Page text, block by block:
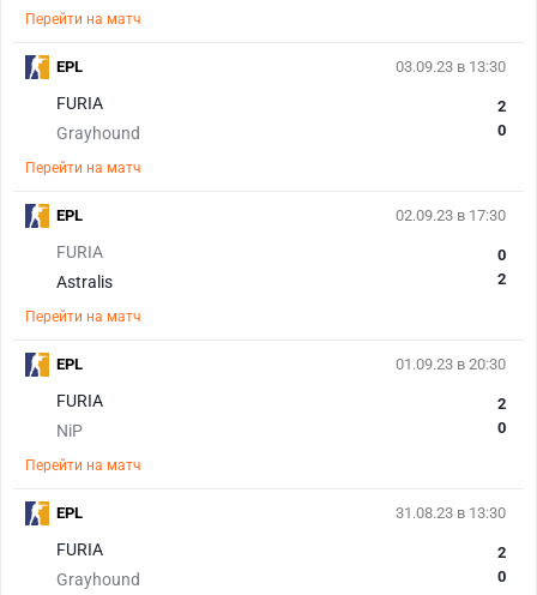
Перейти на матч
03.09.23 в 13:30
FURIA
Grayhound
2
0
Перейти на матч
EPL
02.09.23 в 17:30
FURIA
Astralis
0
2
Перейти на матч
EPL
01.09.23 в 20:30
FURIA
NiP
2
0
Перейти на матч
EPL
31.08.23 в 13:30
FURIA
Grayhound
2
0
EPL